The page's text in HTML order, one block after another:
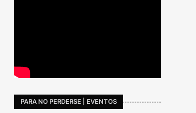
PARA NO PERDERSE | EVENTOS